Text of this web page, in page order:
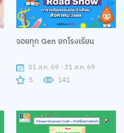
จอยทุก Gen ยกโรงเรียน
01 ส.ค. 69 - 31 ส.ค. 69
5
141